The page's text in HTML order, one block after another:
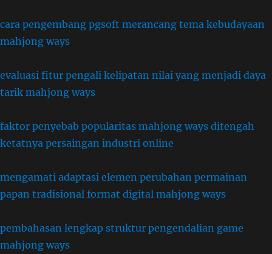
cara pengembang pgsoft merancang tema kebudayaan
mahjong ways
evaluasi fitur pengali kelipatan nilai yang menjadi daya
tarik mahjong ways
faktor penyebab popularitas mahjong ways ditengah
ketatnya persaingan industri online
mengamati adaptasi elemen perubahan permainan
papan tradisional format digital mahjong ways
pembahasan lengkap struktur pengendalian game
mahjong ways